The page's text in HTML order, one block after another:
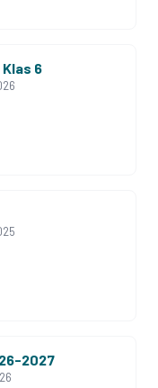
Klas 6
2027